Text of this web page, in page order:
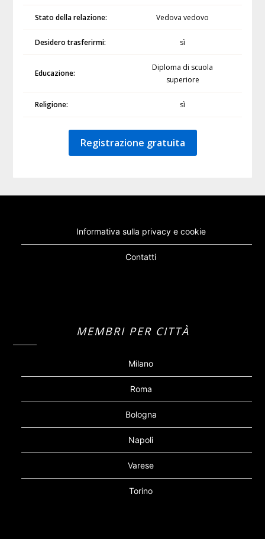
Stato della relazione: Vedova vedovo
Desidero trasferirmi: sì
Educazione:
Diploma di scuola
superiore
Religione: sì
Registrazione gratuita
Informativa sulla privacy e cookie
Contatti
MEMBRI PER CITTÀ
Milano
Roma
Bologna
Napoli
Varese
Torino